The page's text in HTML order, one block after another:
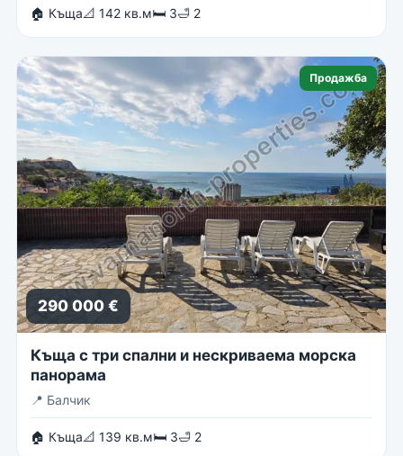
🏠 Къща📐 142 кв.м🛏 3🛁 2
Продажба
290 000 €
Къща с три спални и нескриваема морска
панорама
📍 Балчик
🏠 Къща📐 139 кв.м🛏 3🛁 2